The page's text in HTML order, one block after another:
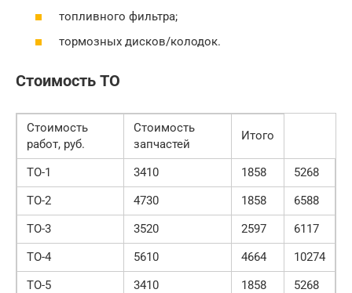
топливного фильтра;
тормозных дисков/колодок.
Стоимость ТО
Стоимость
работ, руб.
Стоимость
запчастей
Итого
ТО-1 3410 1858
5268
ТО-2
4730 1858
6588
ТО-3
3520 2597
6117
ТО-4
5610 4664
10274
ТО-5
3410 1858
5268